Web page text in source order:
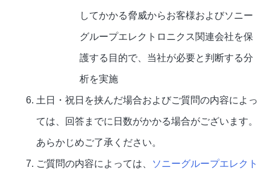
してかかる脅威からお客様およびソニー
グループエレクトロニクス関連会社を保
護する目的で、当社が必要と判断する分
析を実施
土日・祝日を挟んだ場合およびご質問の内容によっ
ては、回答までに日数がかかる場合がございます。
あらかじめご了承ください。
ご質問の内容によっては、 ソニーグループエレクト